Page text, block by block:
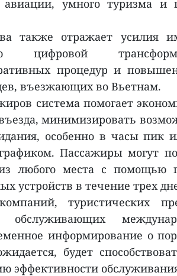
авиации, умного туризма и
также отражает усилия
цифровой
процедур и
въезжающих во Вьетнам.
система помогает
минимизировать
особенно в часы пик
Пассажиры могут
любого места с помощью
устройств в течение трех
туристических
обслуживающих
информирование о
будет
эффективности